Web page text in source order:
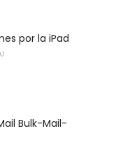
por la iPad
Bulk-Mail-